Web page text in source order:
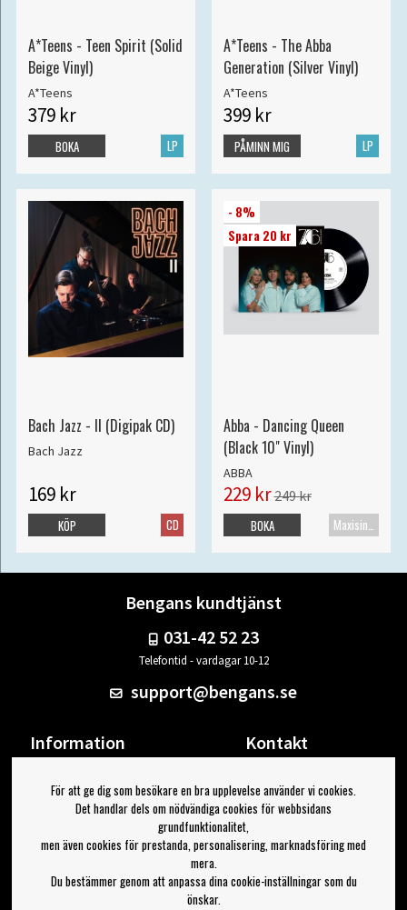
A*Teens - Teen Spirit (Solid
Beige Vinyl)
A*Teens
379 kr
LP
BOKA
A*Teens - The Abba
Generation (Silver Vinyl)
A*Teens
399 kr
LP
PÅMINN MIG
Bach Jazz - II (Digipak CD)
Bach Jazz
169 kr
CD
KÖP
- 8%
Spara 20 kr
Abba - Dancing Queen
(Black 10" Vinyl)
ABBA
229 kr249 kr
Maxisingel
BOKA
Bengans kundtjänst
031-42 52 23
Telefontid - vardagar 10-12
support@bengans.se
Information
Om Bengans
FAQ / Köp- & Leveransvillkor
Kontakt
Din sida
Logga ut
Jag vill ha tips från Bengans
För att ge dig som besökare en bra upplevelse använder vi cookies.
Det handlar dels om nödvändiga cookies för webbsidans
grundfunktionalitet,
men även cookies för prestanda, personalisering, marknadsföring med
mera.
Du bestämmer genom att anpassa dina cookie-inställningar som du
önskar.